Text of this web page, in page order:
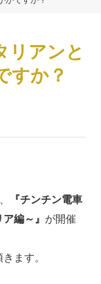
リアンと
すか？
『チンチン電車
編～』 が開催
ます。